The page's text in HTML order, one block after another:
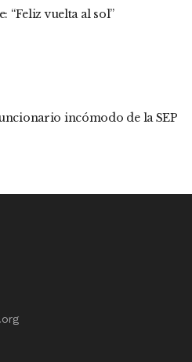
“Feliz vuelta al sol”
incómodo de la SEP